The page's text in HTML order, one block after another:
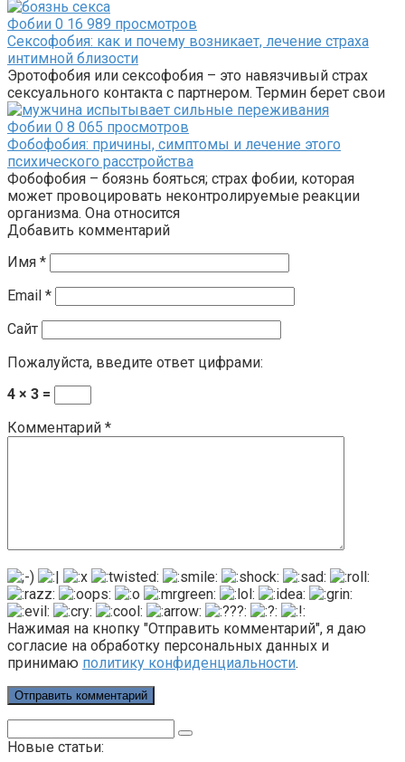
Фобии 0 16 989 просмотров
Сексофобия: как и почему возникает, лечение страха
интимной близости
Эротофобия или сексофобия – это навязчивый страх
сексуального контакта с партнером. Термин берет свои
Фобии 0 8 065 просмотров
Фобофобия: причины, симптомы и лечение этого
психического расстройства
Фобофобия – боязнь бояться; страх фобии, которая
может провоцировать неконтролируемые реакции
организма. Она относится
Добавить комментарий
Имя *
Email *
Сайт
Пожалуйста, введите ответ цифрами:
4 × 3 =
Комментарий *
Нажимая на кнопку "Отправить комментарий", я даю
согласие на обработку персональных данных и
принимаю политику конфиденциальности.
Новые статьи: